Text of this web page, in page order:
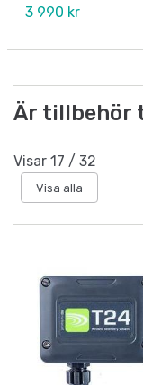
3 990 kr
Är tillbehör
Visar 17 / 32
Visa alla